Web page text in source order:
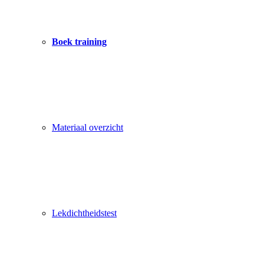
Boek training
Materiaal overzicht
Lekdichtheidstest